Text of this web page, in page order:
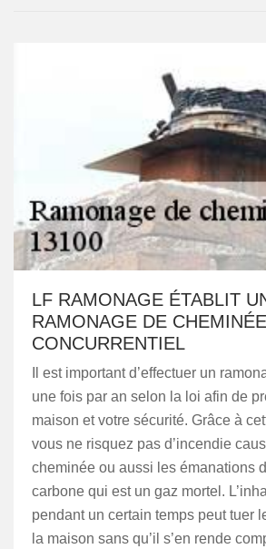
LF RAMONAGE ÉTABLIT
RAMONAGE DE
CONCURRENTIEL
Il est important d’effectuer un
une fois par an selon la loi afin de
maison et votre sécurité. Grâce à
vous ne risquez pas d’incendie
cheminée ou aussi les émanations
carbone qui est un gaz mortel.
pendant un certain temps peut tuer
la maison sans qu’il s’en rende